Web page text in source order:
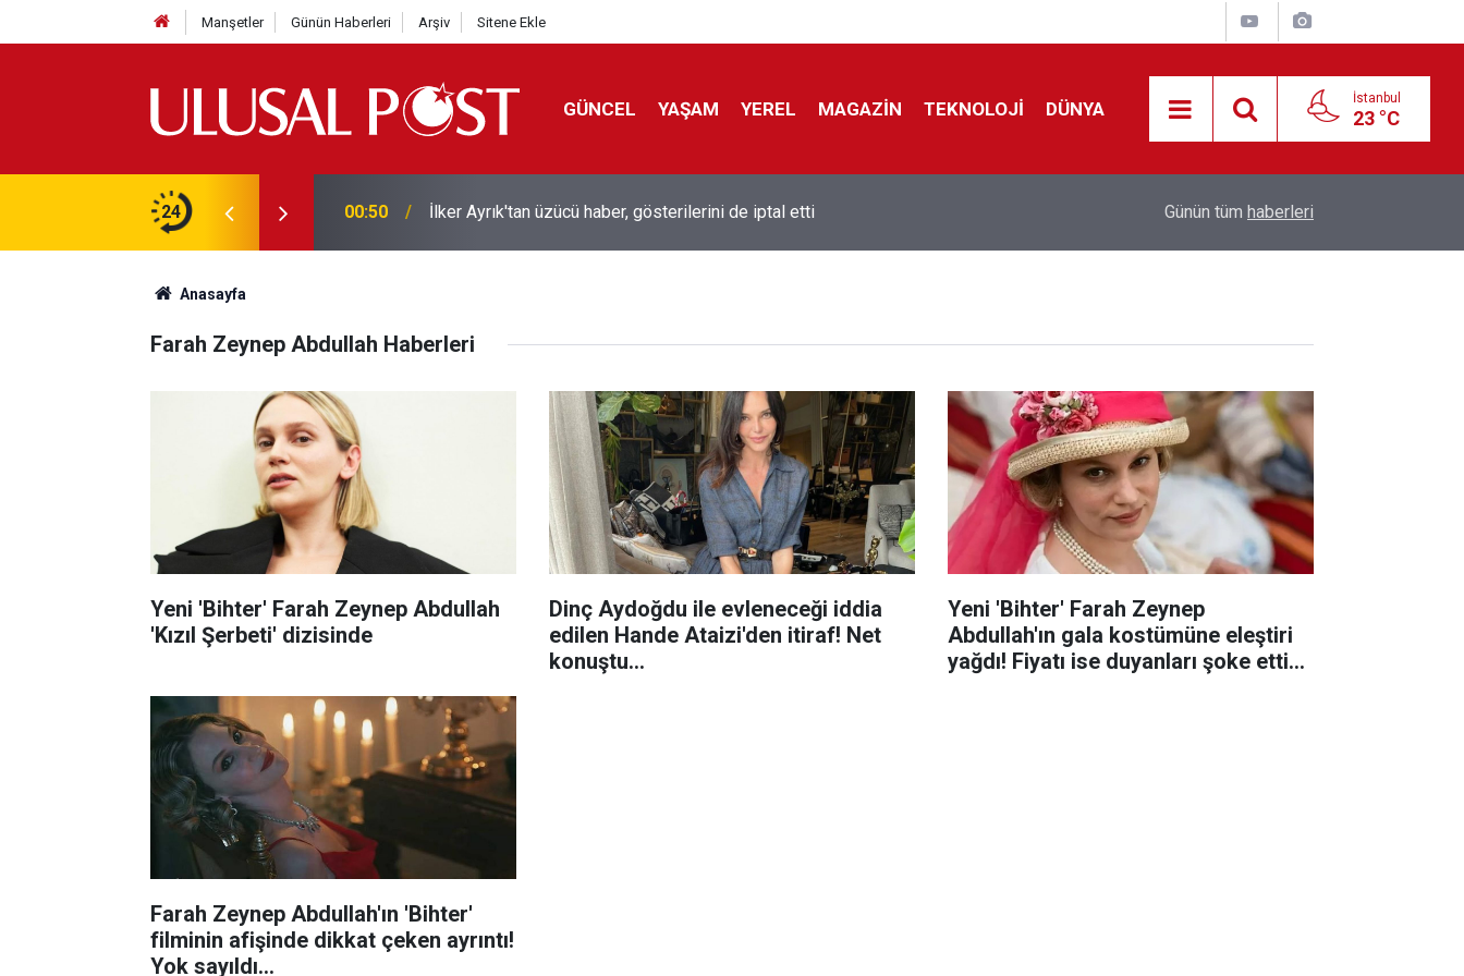
Manşetler Günün Haberleri Arşiv Sitene Ekle
GÜNCEL YAŞAM YEREL MAGAZİN TEKNOLOJİ DÜNYA İstanbul
23 °C
24
kimler oynuyor? Oyuncu kadrosu ve
00:50 İlker Ayrık'tan üzücü haber, gösterilerini de iptal etti
Yarın geliyor
Günün tüm haberleri
Anasayfa
Farah Zeynep Abdullah Haberleri
Yeni 'Bihter' Farah Zeynep Abdullah
'Kızıl Şerbeti' dizisinde
Dinç Aydoğdu ile evleneceği iddia
edilen Hande Ataizi'den itiraf! Net
konuştu...
Yeni 'Bihter' Farah Zeynep
Abdullah'ın gala kostümüne eleştiri
yağdı! Fiyatı ise duyanları şoke etti...
Farah Zeynep Abdullah'ın 'Bihter'
filminin afişinde dikkat çeken ayrıntı!
Yok sayıldı...